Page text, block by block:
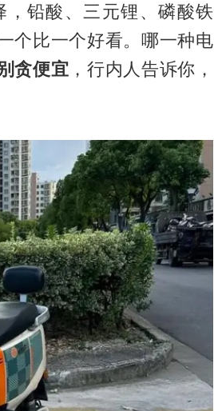
，铅酸、三元锂、磷酸铁
个比一个好看。哪一种电
贪便宜 ，行内人告诉你，